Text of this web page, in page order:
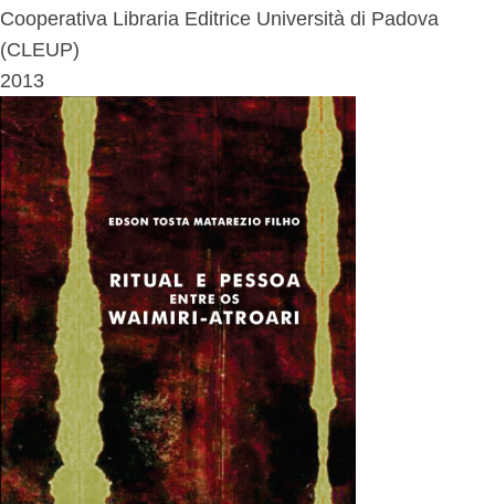
Cooperativa Libraria Editrice Università di Padova
(CLEUP)
2013